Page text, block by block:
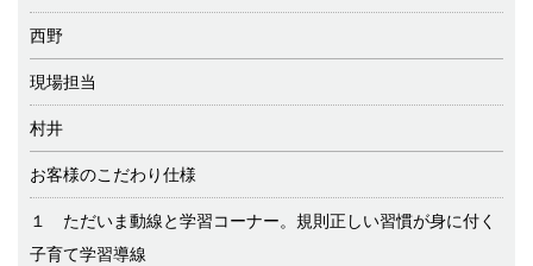
西野
現場担当
村井
お客様のこだわり仕様
１ ただいま動線と学習コーナー。規則正しい習慣が身に付く
子育て学習導線